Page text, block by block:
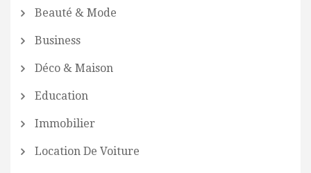
Beauté & Mode
Business
Déco & Maison
Education
Immobilier
Location De Voiture